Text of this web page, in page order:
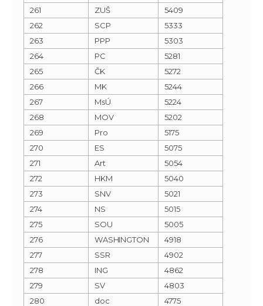
261
ZUŠ
5409
262
SCP
5333
263
PPP
5303
264
PC
5281
265
ČK
5272
266
MK
5244
267
MsÚ
5224
268
MOV
5202
269
Pro
5175
270
ES
5075
271
Art
5054
272
HKM
5040
273
SNV
5021
274
NS
5015
275
SOU
5005
276
WASHINGTON
4918
277
SSR
4902
278
ING
4862
279
SV
4803
280
doc
4775